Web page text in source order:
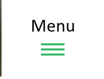
menu